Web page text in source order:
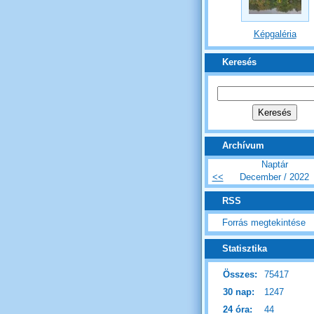
Képgaléria
Keresés
Archívum
Naptár
<<
December / 2022
RSS
Forrás megtekintése
Statisztika
Összes:
75417
30 nap:
1247
24 óra:
44